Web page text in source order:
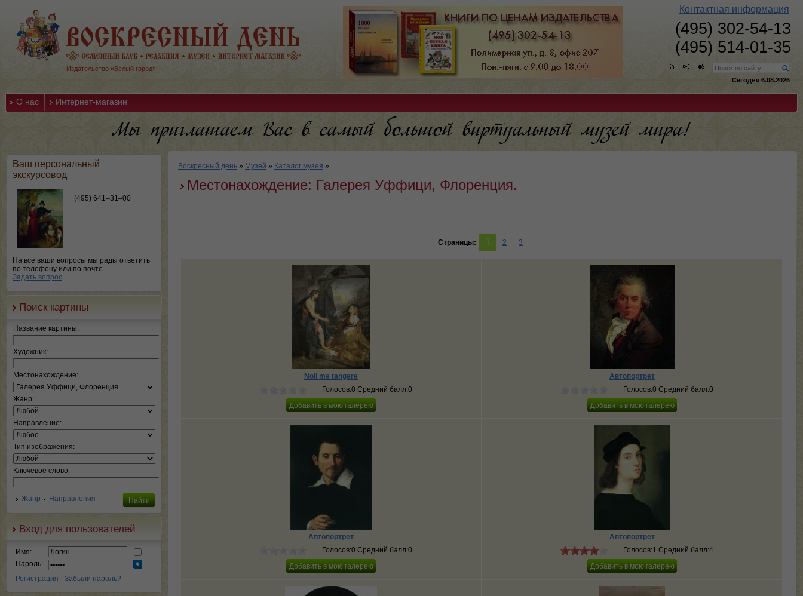
Издательство «Белый город»
Контактная информация
(495) 302-54-13
(495) 514-01-35
Сегодня 6.08.2026
О нас Интернет-магазин
Ваш персональный
экскурсовод
(495) 641–31–00
На все ваши вопросы мы рады ответить
по телефону или по почте.
Задать вопрос
Поиск картины
Название картины:
Художник:
Местонахождение:
Жанр:
Направление:
Тип изображения:
Ключевое слово:
Жанр Направления
Вход для пользователей
Имя:
Пароль:
Регистрация
Забыли пароль?
Воскресный день » Музей » Каталог музея »
Местонахождение: Галерея Уффици, Флоренция.
Страницы: 1 2 3
Noli me tangere
Голосов:0 Средний балл:0
Автопортрет
Голосов:0 Средний балл:0
Автопортрет
Голосов:0 Средний балл:0
Автопортрет
Голосов:1 Средний балл:4